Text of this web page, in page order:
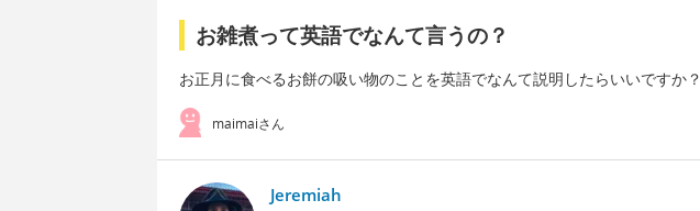
お雑煮って英語でなんて言うの？
お正月に食べるお餅の吸い物のことを英語でなんて説明したらいいですか？
maimaiさん
Jeremiah